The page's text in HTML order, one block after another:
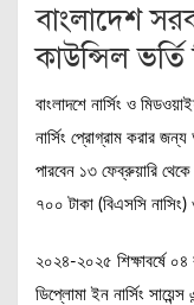
বাংলাদেশ
কাউন্সিল
বাংলাদশে নার্সিং ও
নার্সিং প্রোগ্রাম করার
পারবেন ১৩ ফেব্রুয়ারি
৭০০ টাকা (বিএসসি
২০২৪-২০২৫ শিক্ষাবর্ষে ০৪
ডিপ্লোমা ইন নার্সিং